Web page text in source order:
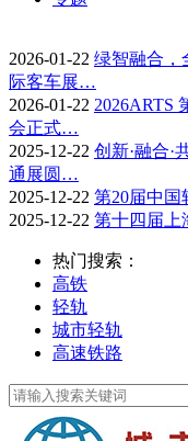
2026-01-22 绿智融合，
际客车展…
2026-01-22 2026ARTS
会正式…
2025-12-22 创新·融合
通展圆…
2025-12-22 第20届中国
2025-12-22 第十四届上
热门搜索：
高铁
轻轨
城市轻轨
高速铁路